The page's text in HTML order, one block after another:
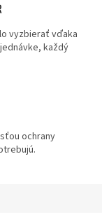
vyzbierať vďaka
každý
ochrany